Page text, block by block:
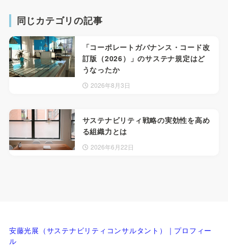
同じカテゴリの記事
「コーポレートガバナンス・コード改
訂版（2026）」のサステナ規定はど
うなったか
2026年8月3日
サステナビリティ戦略の実効性を高め
る組織力とは
2026年6月22日
安藤光展（サステナビリティコンサルタント）｜プロフィー
ル